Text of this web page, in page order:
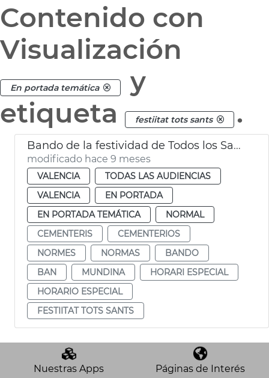
Contenido con
Visualización
En portada temática
y
etiqueta
festiitat tots sants .
Bando de la festividad de Todos los Santos
modificado hace 9 meses
VALENCIA
TODAS LAS AUDIENCIAS
VALENCIA
EN PORTADA
EN PORTADA TEMÁTICA
NORMAL
CEMENTERIS
CEMENTERIOS
NORMES
NORMAS
BANDO
BAN
MUNDINA
HORARI ESPECIAL
HORARIO ESPECIAL
FESTIITAT TOTS SANTS
Nuestras Apps Páginas de Interés